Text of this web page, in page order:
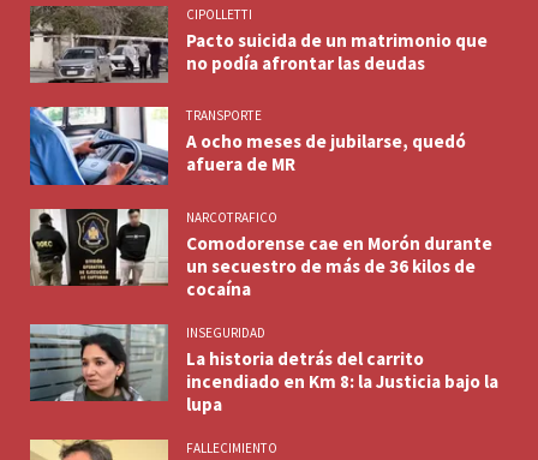
CIPOLLETTI
Pacto suicida de un matrimonio que
no podía afrontar las deudas
TRANSPORTE
A ocho meses de jubilarse, quedó
afuera de MR
NARCOTRAFICO
Comodorense cae en Morón durante
un secuestro de más de 36 kilos de
cocaína
INSEGURIDAD
La historia detrás del carrito
incendiado en Km 8: la Justicia bajo la
lupa
FALLECIMIENTO